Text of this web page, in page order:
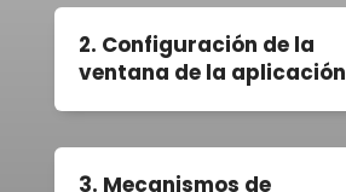
2. Configuración de la
ventana de la aplicación
3. Mecanismos de